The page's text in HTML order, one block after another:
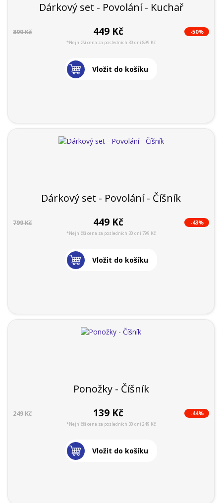
Dárkový set - Povolání - Kuchař
899 Kč 449 Kč -50%
*Nejnižší cena za posledních 30 dní 899 Kč
Vložit do košíku
Dárkový set - Povolání - Číšník
799 Kč 449 Kč -43%
*Nejnižší cena za posledních 30 dní 799 Kč
Vložit do košíku
Ponožky - Číšník
249 Kč 139 Kč -44%
*Nejnižší cena za posledních 30 dní 249 Kč
Vložit do košíku